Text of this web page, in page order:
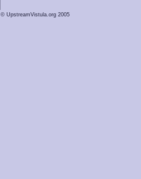
© UpstreamVistula.org 2005